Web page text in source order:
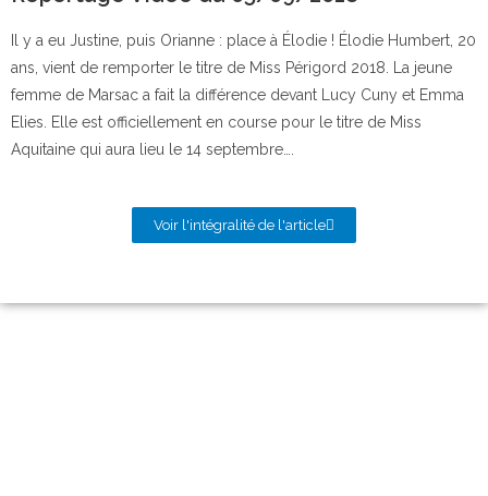
Il y a eu Justine, puis Orianne : place à Élodie ! Élodie Humbert, 20
ans, vient de remporter le titre de Miss Périgord 2018. La jeune
femme de Marsac a fait la différence devant Lucy Cuny et Emma
Elies. Elle est officiellement en course pour le titre de Miss
Aquitaine qui aura lieu le 14 septembre….
Voir l'intégralité de l'article